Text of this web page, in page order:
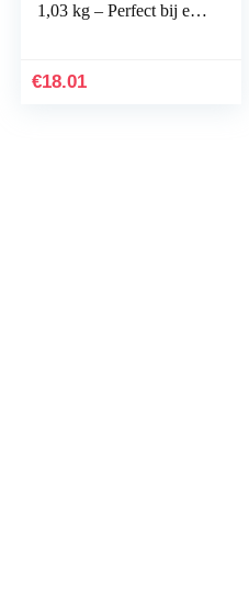
1,03 kg – Perfect bij een
voor spiesjes…
€18.01